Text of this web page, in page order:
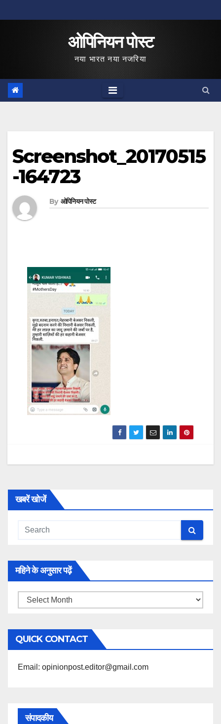
to
ओपिनियन पोस्ट
नया भारत नया नजरिया
Screenshot_20170515
-164723
By ओपिनियन पोस्ट
खबरें खोजें
महिने के अनुसार पढ़ें
महिने
अनुसार
पढ़ें
QUICK CONTACT
Email: opinionpost.editor@gmail.com
संपादकीय